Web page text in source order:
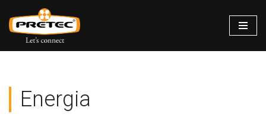
Siirry
suoraan
Energia